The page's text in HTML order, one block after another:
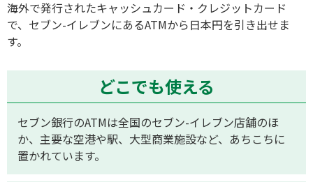
ANA サービス
閉じる
海外で発行されたキャッシュカード・クレジットカード
で、セブン-イレブンにあるATMから日本円を引き出せま
す。
どこでも使える
セブン銀行のATMは全国のセブン-イレブン店舗のほ
か、主要な空港や駅、大型商業施設など、あちこちに
置かれています。